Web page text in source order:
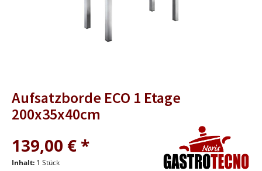
Aufsatzborde ECO 1 Etage
200x35x40cm
139,00 € *
Inhalt: 1 Stück